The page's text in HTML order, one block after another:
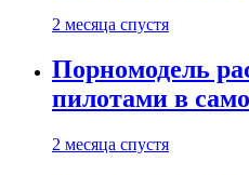
2 месяца спустя
Порномодель
пилотами в
2 месяца спустя